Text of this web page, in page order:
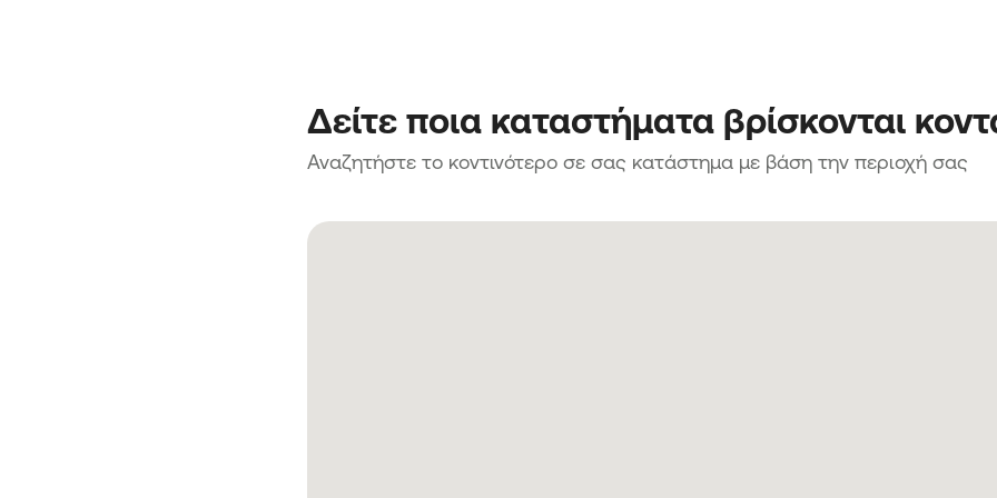
Δείτε ποια καταστήματα βρίσκονται
Αναζητήστε το κοντινότερο σε σας κατάστημα με βάση την περιοχή σας